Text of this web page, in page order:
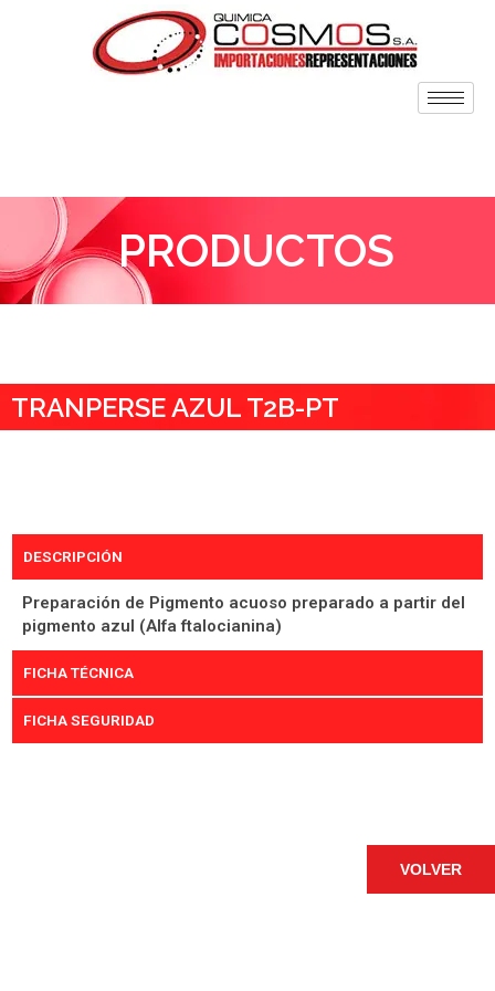
PRODUCTOS
TRANPERSE AZUL T2B-PT
DESCRIPCIÓN
Preparación de Pigmento acuoso preparado a partir del
pigmento azul (Alfa ftalocianina)
FICHA TÉCNICA
FICHA SEGURIDAD
VOLVER